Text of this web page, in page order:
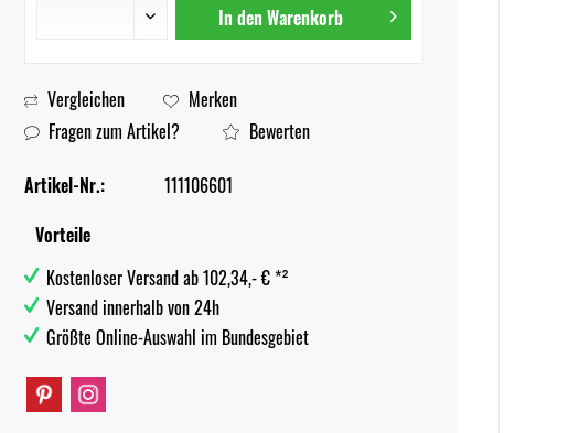
In denWarenkorb
Vergleichen
Merken
Fragen zum Artikel?
Bewerten
Artikel-Nr.:
111106601
Vorteile
Kostenloser Versand ab 102,34,- € *²
Versand innerhalb von 24h
Größte Online-Auswahl im Bundesgebiet